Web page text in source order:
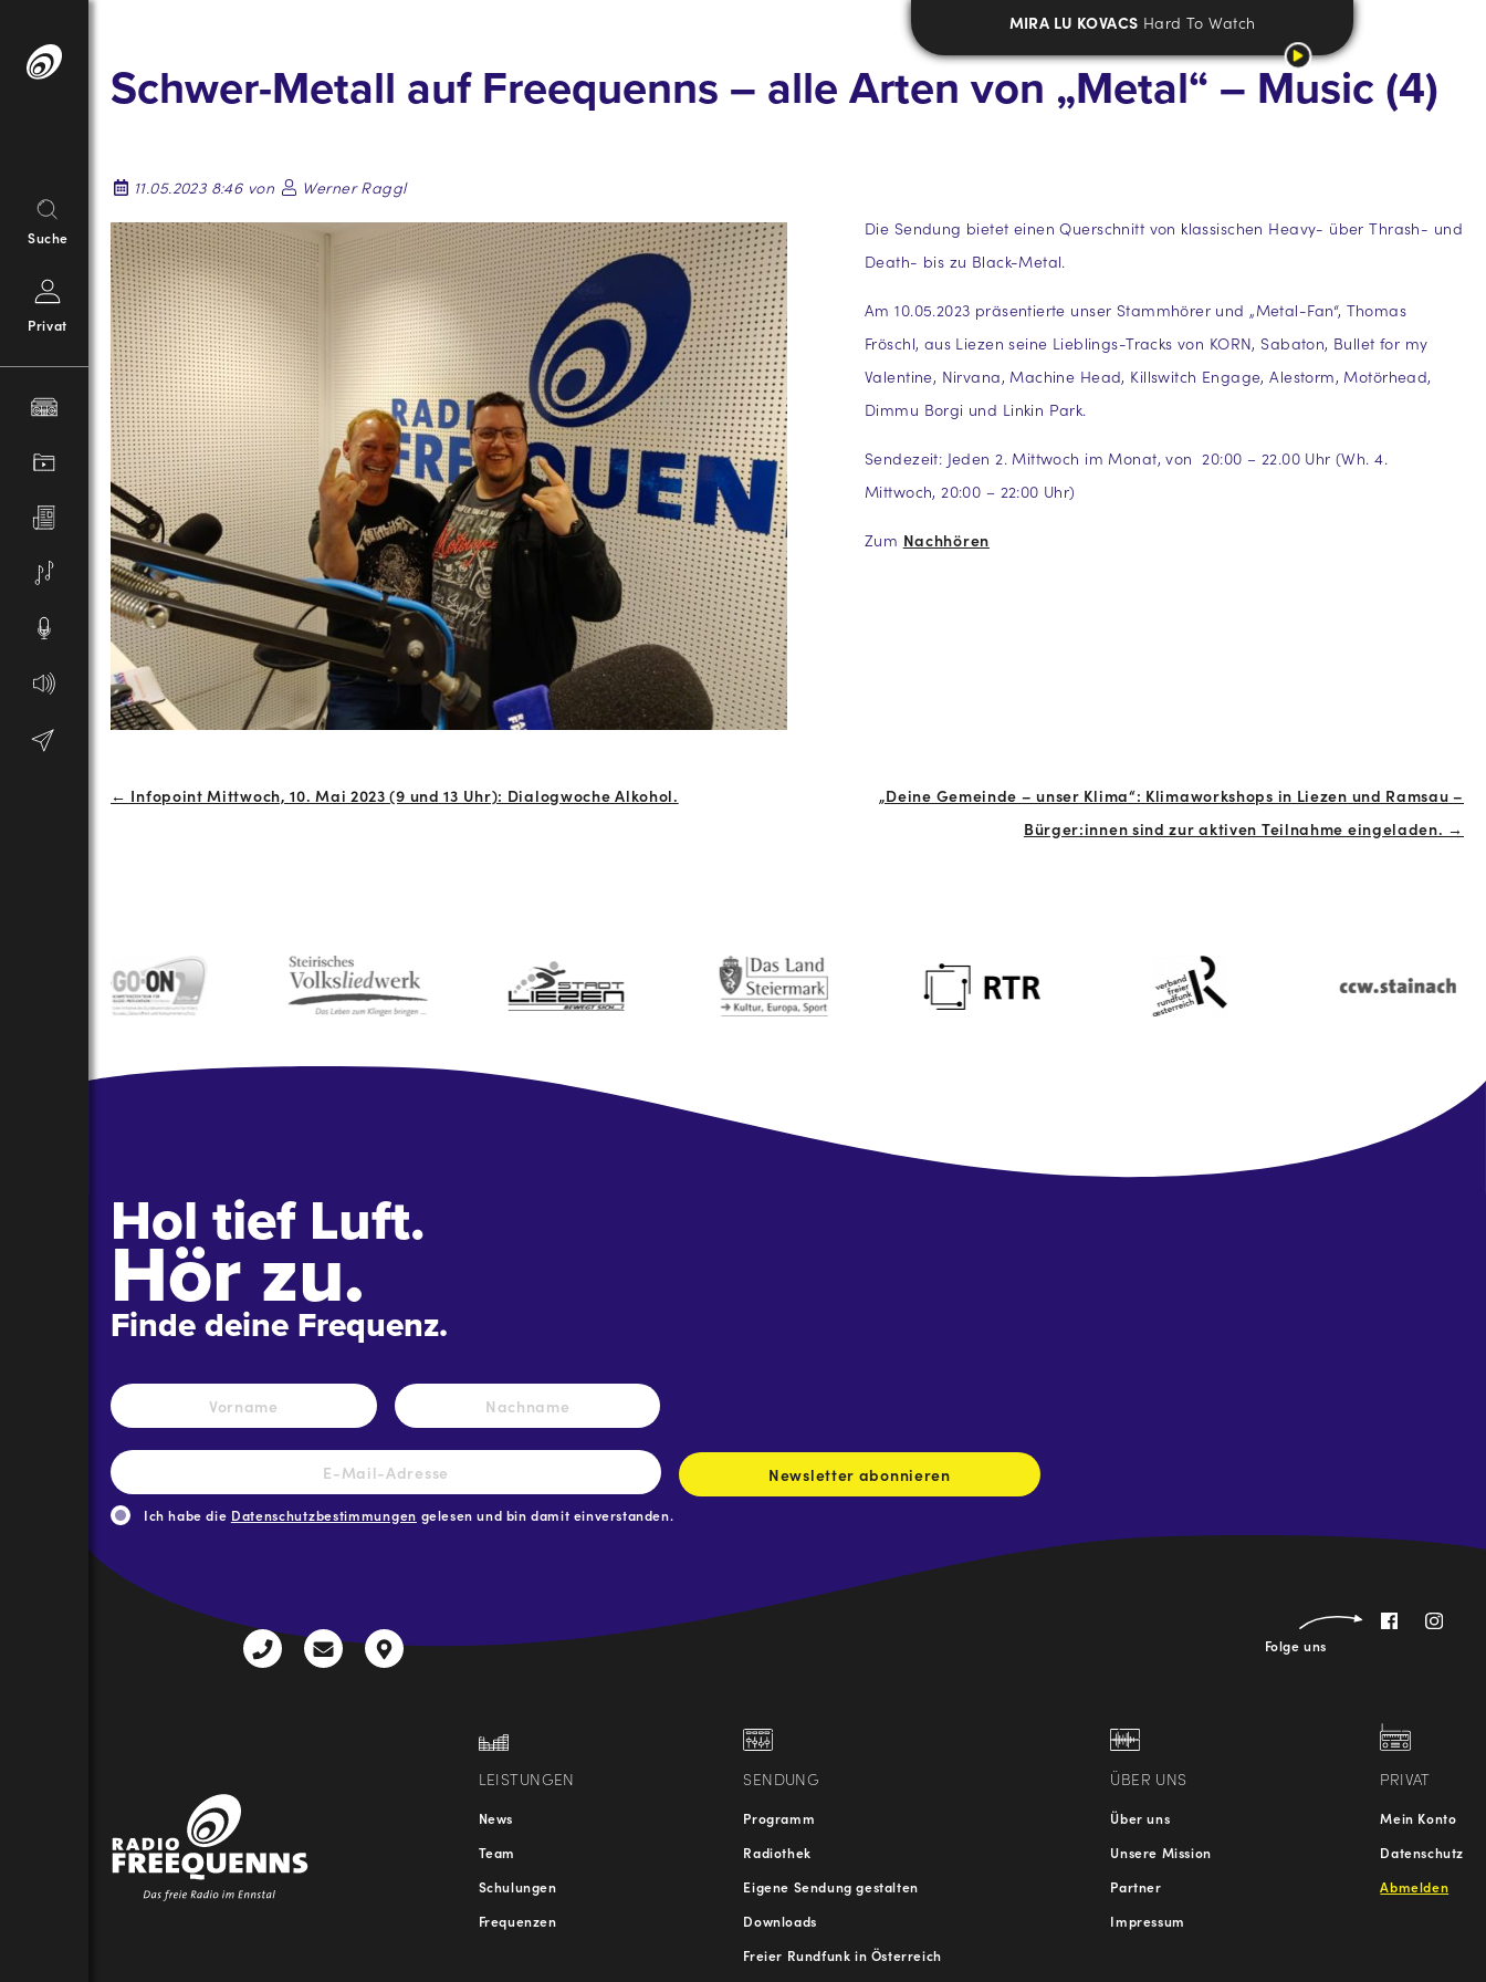
Inhalt
Suche
Privat
MIRA LU KOVACS Hard To Watch
Schwer-Metall auf Freequenns – alle Arten von „Metal“ – Music (4)
11.05.2023 8:46 von
Werner Raggl
Die Sendung bietet einen Querschnitt von klassischen Heavy- über Thrash- und
Death- bis zu Black-Metal.
Am 10.05.2023 präsentierte unser Stammhörer und „Metal-Fan“, Thomas
Fröschl, aus Liezen seine Lieblings-Tracks von KORN, Sabaton, Bullet for my
Valentine, Nirvana, Machine Head, Killswitch Engage, Alestorm, Motörhead,
Dimmu Borgi und Linkin Park.
Sendezeit: Jeden 2. Mittwoch im Monat, von 20:00 – 22.00 Uhr (Wh. 4.
Mittwoch, 20:00 – 22:00 Uhr)
Zum Nachhören
← Infopoint Mittwoch, 10. Mai 2023 (9 und 13 Uhr): Dialogwoche Alkohol.
„Deine Gemeinde – unser Klima“: Klimaworkshops in Liezen und Ramsau –
Bürger:innen sind zur aktiven Teilnahme eingeladen. →
Hol tief Luft.
Hör zu.
Finde deine Frequenz.
Name *
Vorname Nachname
E-
Mail-
Adresse *
Newsletter abonnieren
Ich habe die Datenschutzbestimmungen gelesen und bin damit einverstanden.
Folge uns
+43
radio@freequenns.at
Kulturhausstraße
LEISTUNGEN
News
Team
Schulungen
Frequenzen
SENDUNG
Programm
Radiothek
Eigene Sendung gestalten
Downloads
Freier Rundfunk in Österreich
ÜBER UNS
Über uns
Unsere Mission
Partner
Impressum
PRIVAT
Mein Konto
Datenschutz
Abmelden